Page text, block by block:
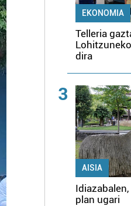
EKONOMIA
Telleria
dira
3
AISIA
plan ugari